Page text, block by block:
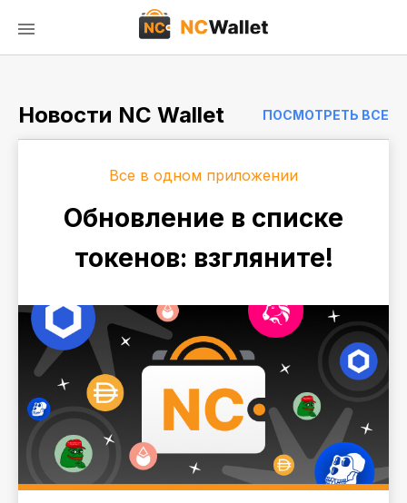
Новости NC Wallet ПОСМОТРЕТЬ ВСЕ
Все в одном приложении
Обновление в списке
токенов: взгляните!